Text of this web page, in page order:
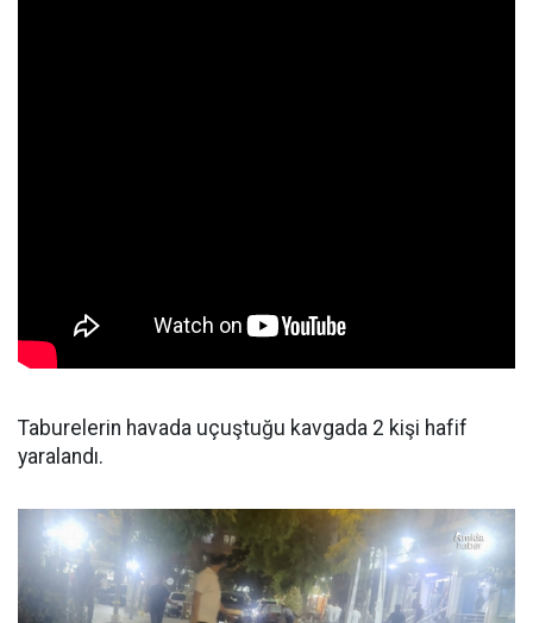
Taburelerin havada uçuştuğu kavgada 2 kişi hafif
yaralandı.